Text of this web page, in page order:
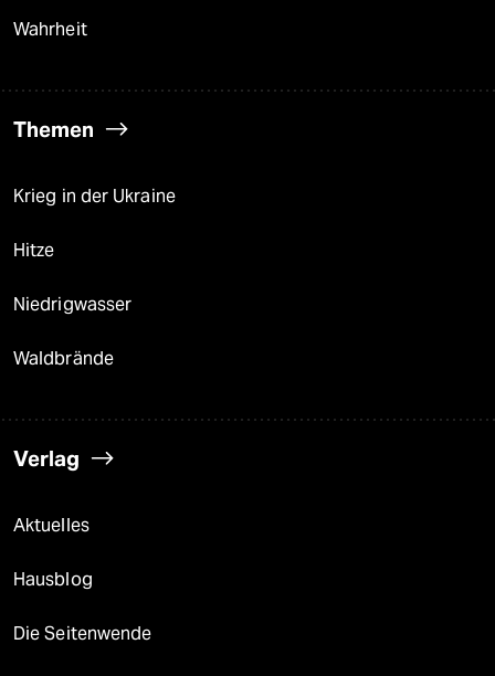
Wahrheit
Themen
Krieg in der Ukraine
Hitze
Niedrigwasser
Waldbrände
Verlag
Aktuelles
Hausblog
Die Seitenwende